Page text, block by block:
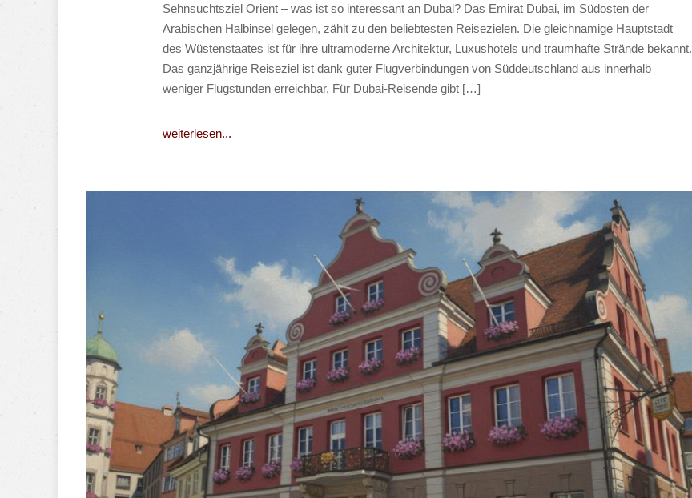
Sehnsuchtsziel Orient – was ist so interessant an Dubai? Das Emirat Dubai, im Südosten der
Arabischen Halbinsel gelegen, zählt zu den beliebtesten Reisezielen. Die gleichnamige Hauptstadt
des Wüstenstaates ist für ihre ultramoderne Architektur, Luxushotels und traumhafte Strände bekannt.
Das ganzjährige Reiseziel ist dank guter Flugverbindungen von Süddeutschland aus innerhalb
weniger Flugstunden erreichbar. Für Dubai-Reisende gibt […]
weiterlesen...